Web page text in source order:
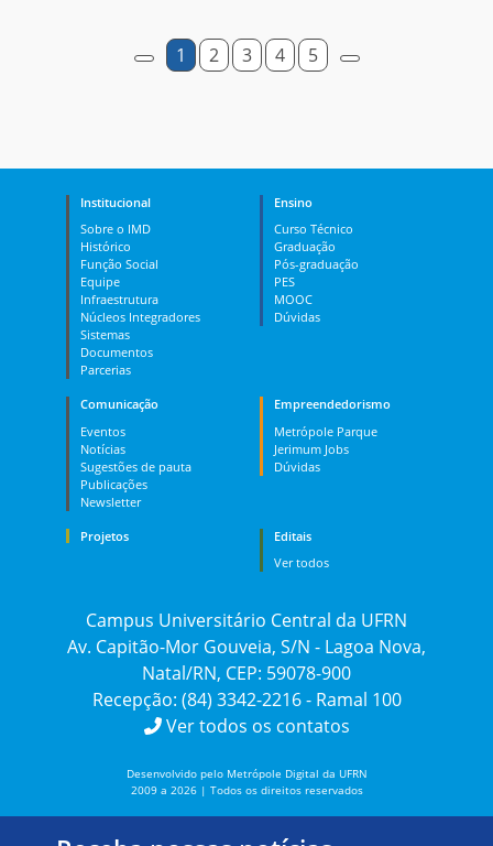
1 2 3 4 5
Institucional
Sobre o IMD
Histórico
Função Social
Equipe
Infraestrutura
Núcleos Integradores
Sistemas
Documentos
Parcerias
Ensino
Curso Técnico
Graduação
Pós-graduação
PES
MOOC
Dúvidas
Comunicação
Eventos
Notícias
Sugestões de pauta
Publicações
Newsletter
Empreendedorismo
Metrópole Parque
Jerimum Jobs
Dúvidas
Projetos
Editais
Ver todos
Campus Universitário Central da UFRN
Av. Capitão-Mor Gouveia, S/N - Lagoa Nova,
Natal/RN, CEP: 59078-900
Recepção: (84) 3342-2216 - Ramal 100
Ver todos os contatos
Desenvolvido pelo Metrópole Digital da UFRN
2009 a 2026 | Todos os direitos reservados